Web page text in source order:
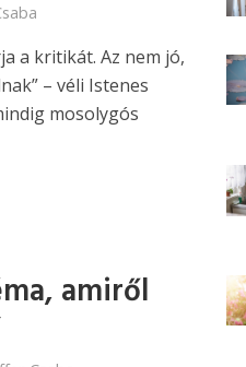
a kritikát. Az nem jó,
– véli Istenes
mosolygós
amiről